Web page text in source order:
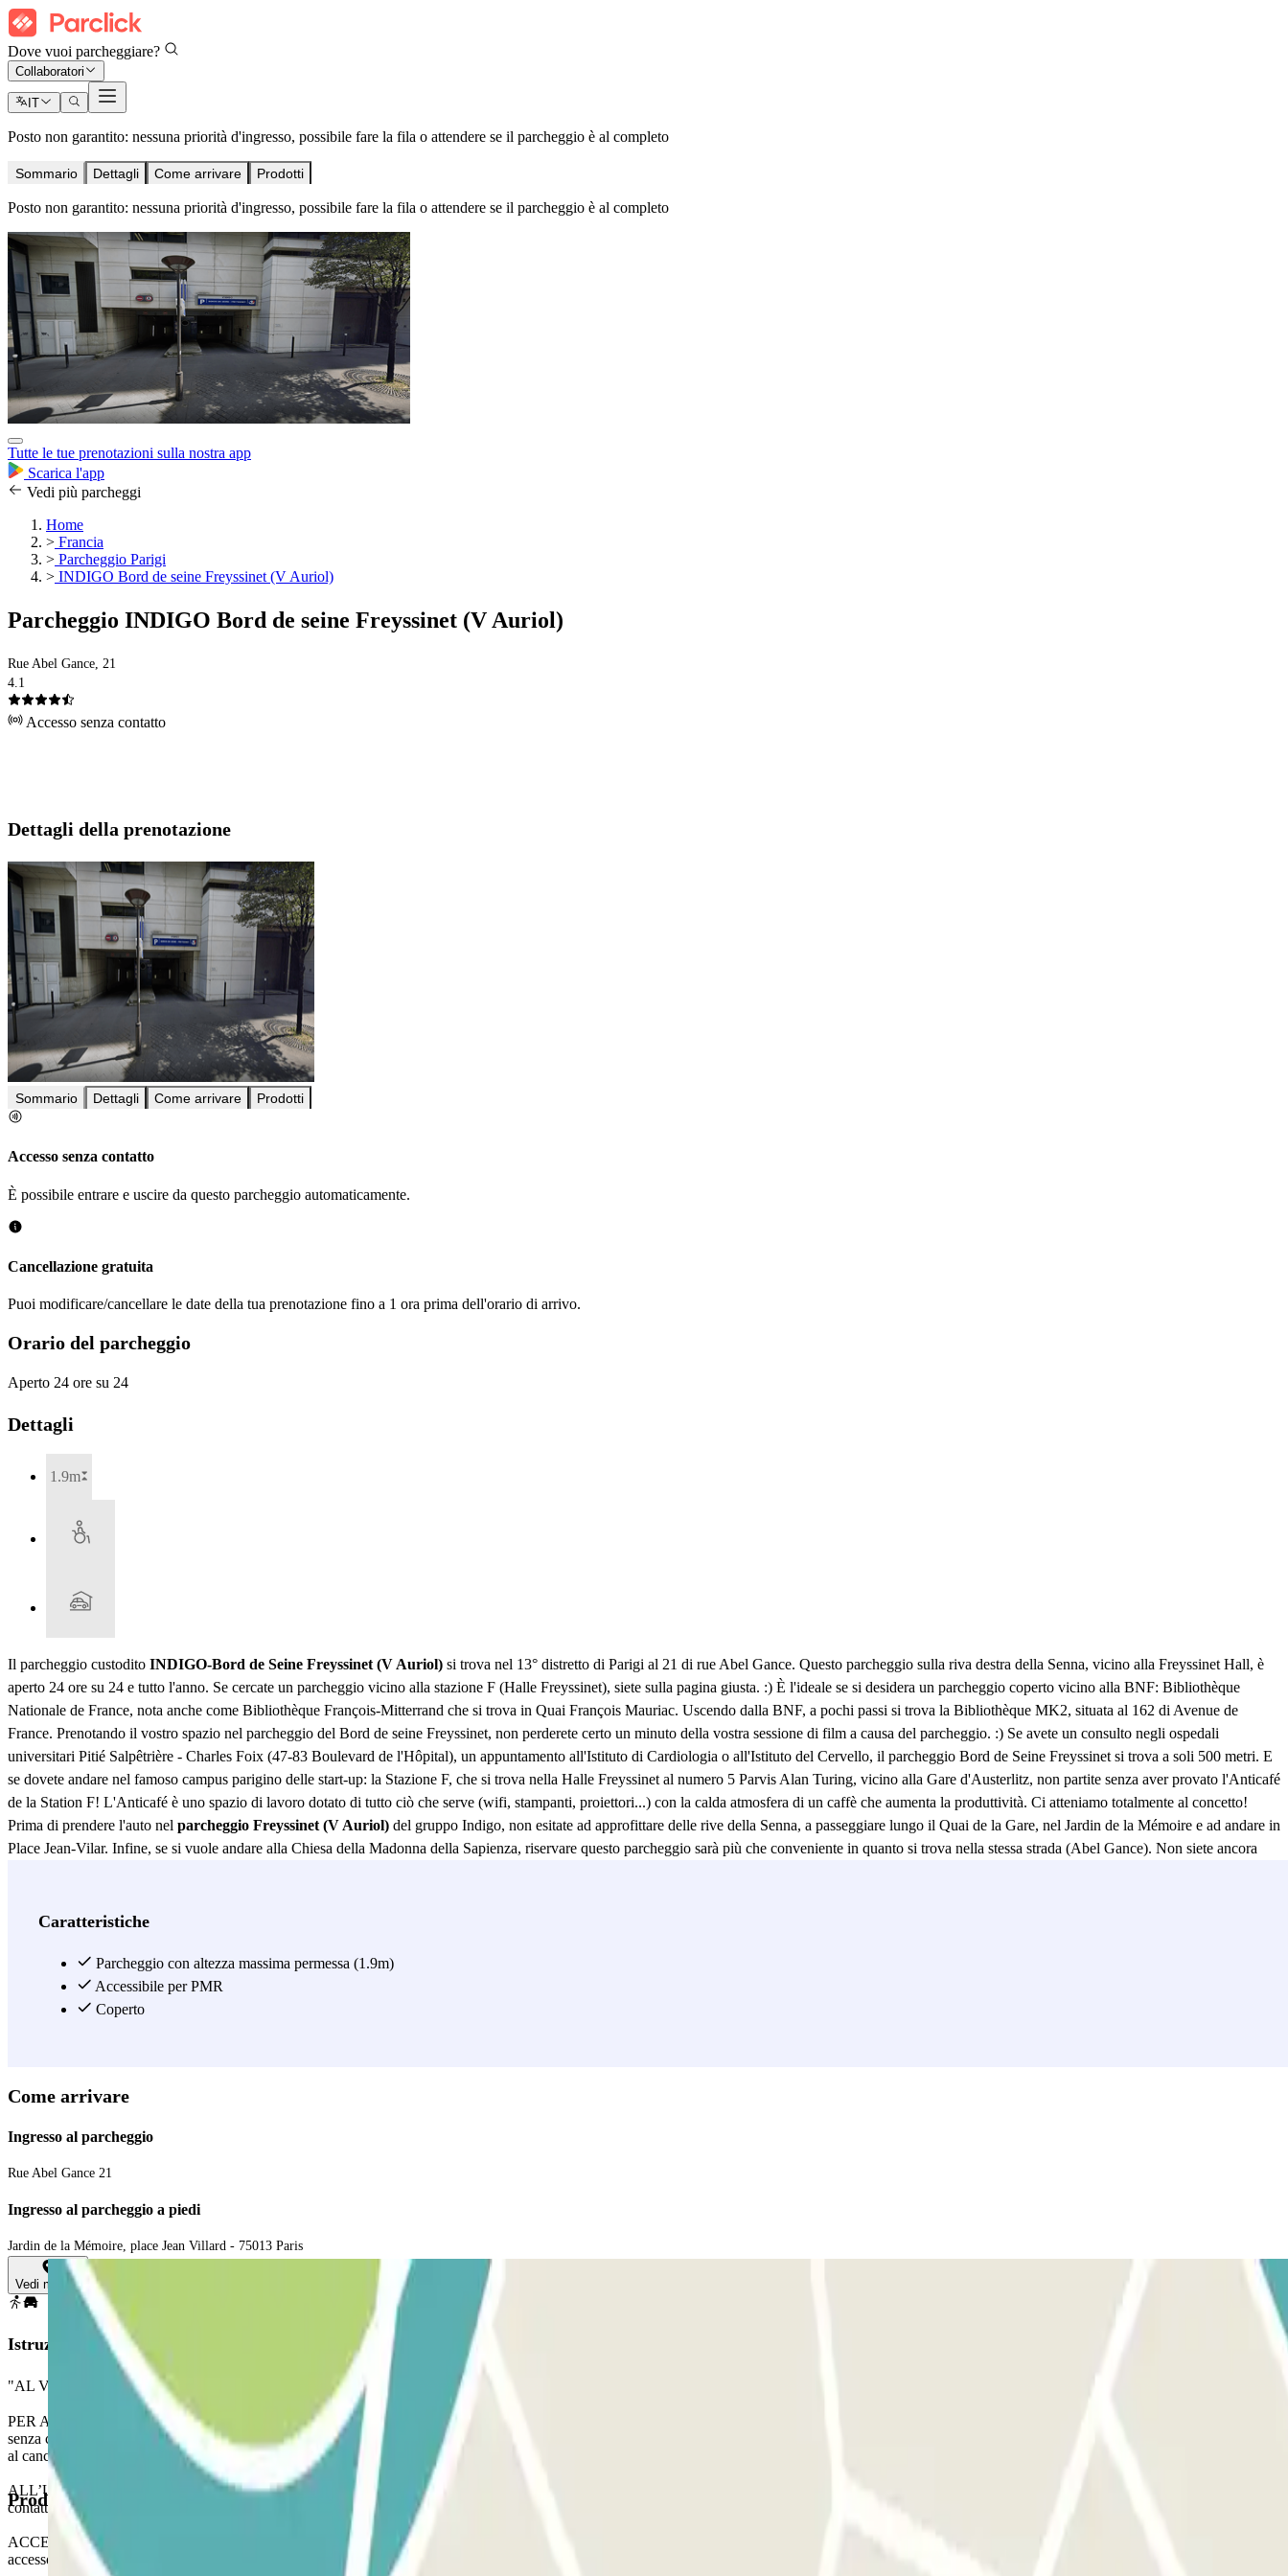
Dove vuoi parcheggiare?
Collaboratori
IT
Posto non garantito: nessuna priorità d'ingresso, possibile fare la fila o attendere se il parcheggio è al completo
Sommario Dettagli Come arrivare Prodotti
Posto non garantito: nessuna priorità d'ingresso, possibile fare la fila o attendere se il parcheggio è al completo
Tutte le tue prenotazioni sulla nostra app
Scarica l'app
Vedi più parcheggi
Home
> Francia
> Parcheggio Parigi
> INDIGO Bord de seine Freyssinet (V Auriol)
Parcheggio INDIGO Bord de seine Freyssinet (V Auriol)
Rue Abel Gance, 21
4.1
Accesso senza contatto
Dettagli della prenotazione
Sommario Dettagli Come arrivare Prodotti
Accesso senza contatto
È possibile entrare e uscire da questo parcheggio automaticamente.
Cancellazione gratuita
Puoi modificare/cancellare le date della tua prenotazione fino a 1 ora prima dell'orario di arrivo.
Orario del parcheggio
Aperto 24 ore su 24
Dettagli
1.9m
Il parcheggio custodito INDIGO-Bord de Seine Freyssinet (V Auriol) si trova nel 13° distretto di Parigi al 21 di rue Abel Gance. Questo parcheggio sulla riva destra della Senna, vicino alla Freyssinet Hall, è
aperto 24 ore su 24 e tutto l'anno. Se cercate un parcheggio vicino alla stazione F (Halle Freyssinet), siete sulla pagina giusta. :) È l'ideale se si desidera un parcheggio coperto vicino alla BNF: Bibliothèque
Nationale de France, nota anche come Bibliothèque François-Mitterrand che si trova in Quai François Mauriac. Uscendo dalla BNF, a pochi passi si trova la Bibliothèque MK2, situata al 162 di Avenue de
France. Prenotando il vostro spazio nel parcheggio del Bord de seine Freyssinet, non perderete certo un minuto della vostra sessione di film a causa del parcheggio. :) Se avete un consulto negli ospedali
universitari Pitié Salpêtrière - Charles Foix (47-83 Boulevard de l'Hôpital), un appuntamento all'Istituto di Cardiologia o all'Istituto del Cervello, il parcheggio Bord de Seine Freyssinet si trova a soli 500 metri. E
se dovete andare nel famoso campus parigino delle start-up: la Stazione F, che si trova nella Halle Freyssinet al numero 5 Parvis Alan Turing, vicino alla Gare d'Austerlitz, non partite senza aver provato l'Anticafé
de la Station F! L'Anticafé è uno spazio di lavoro dotato di tutto ciò che serve (wifi, stampanti, proiettori...) con la calda atmosfera di un caffè che aumenta la produttività. Ci atteniamo totalmente al concetto!
Prima di prendere l'auto nel parcheggio Freyssinet (V Auriol) del gruppo Indigo, non esitate ad approfittare delle rive della Senna, a passeggiare lungo il Quai de la Gare, nel Jardin de la Mémoire e ad andare in
Place Jean-Vilar. Infine, se si vuole andare alla Chiesa della Madonna della Sapienza, riservare questo parcheggio sarà più che conveniente in quanto si trova nella stessa strada (Abel Gance). Non siete ancora
raggiungere le linee 5 e 10 della metropolitana parigina, il parcheggio Bords de Seine Freyssinet è a soli 10-15 minuti a piedi. Conveniente! Prenotate subito il vostro posto auto nel parcheggio del Bord de Seine
Vedi di più
Caratteristiche
Parcheggio con altezza massima permessa (1.9m)
Accessibile per PMR
Coperto
Come arrivare
Ingresso al parcheggio
Rue Abel Gance 21
Ingresso al parcheggio a piedi
Jardin de la Mémoire, place Jean Villard - 75013 Paris
Vedi mappa
Istruzioni
"AL VOSTRO ARRIVO:
PER ACCEDERE AL PARCHEGGIO: Al vostro arrivo al parcheggio, fermatevi davanti alla barriera. Attendere 5 secondi e la vostra targa verrà riconosciuta automaticamente dal lettore. La barriera si aprirà
senza che voi dobbiate fare nulla. Se il lettore non riconosce la vostra targa, prendete un biglietto per accedere al parcheggio e, all’uscita, contattate il personale dell’Assistenza Remota attraverso il citofono situato
al cancello della barriera.
ALL’USCITA: Fermarsi davanti alla barriera. Il lettore di targhe riconoscerà il vostro veicolo come all’arrivo al parcheggio, senza che dobbiate fare nulla. Se il lettore di targa non riconosce il vostro veicolo,
contattate il personale dell’Assistenza Remota attraverso il citofono situato alla barriera.
ACCESSO PEDONALE: Utilizzare il codice di accesso indicato sul voucher di prenotazione Parclick. Se il parcheggio non dispone di una tastiera all’accesso pedonale, utilizzare il citofono presso la porta di
accesso pedonale.
Prodotti disponibili